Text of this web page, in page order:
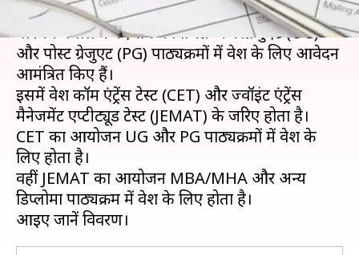
मौलाना अबुल कलाम आज़ाद प्रौद्योगिकी विश्वविद्यालय
पश्चिम बंगाल ने नए सत्र में विभिन्न अंजरग्रेजुएट (UG)
और पोस्ट ग्रेजुएट (PG) पाठ्यक्रमों में प्रवेश के लिए आवेदन
आमंत्रित किए हैं।
इसमें प्रवेश कॉम एंट्रेंस टेस्ट (CET) और ज्वॉइंट एंट्रेंस
मैनेजमेंट एप्टीट्यूड टेस्ट (JEMAT) के जरिए होता है।
CET का आयोजन UG और PG पाठ्यक्रमों में प्रवेश के
लिए होता है।
वहीं JEMAT का आयोजन MBA/MHA और अन्य
डिप्लोमा पाठ्यक्रम में प्रवेश के लिए होता है।